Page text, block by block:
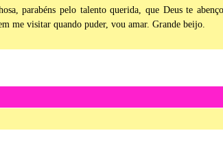
parabéns pelo talento querida, que Deus te
me visitar quando puder, vou amar. Grande beijo.